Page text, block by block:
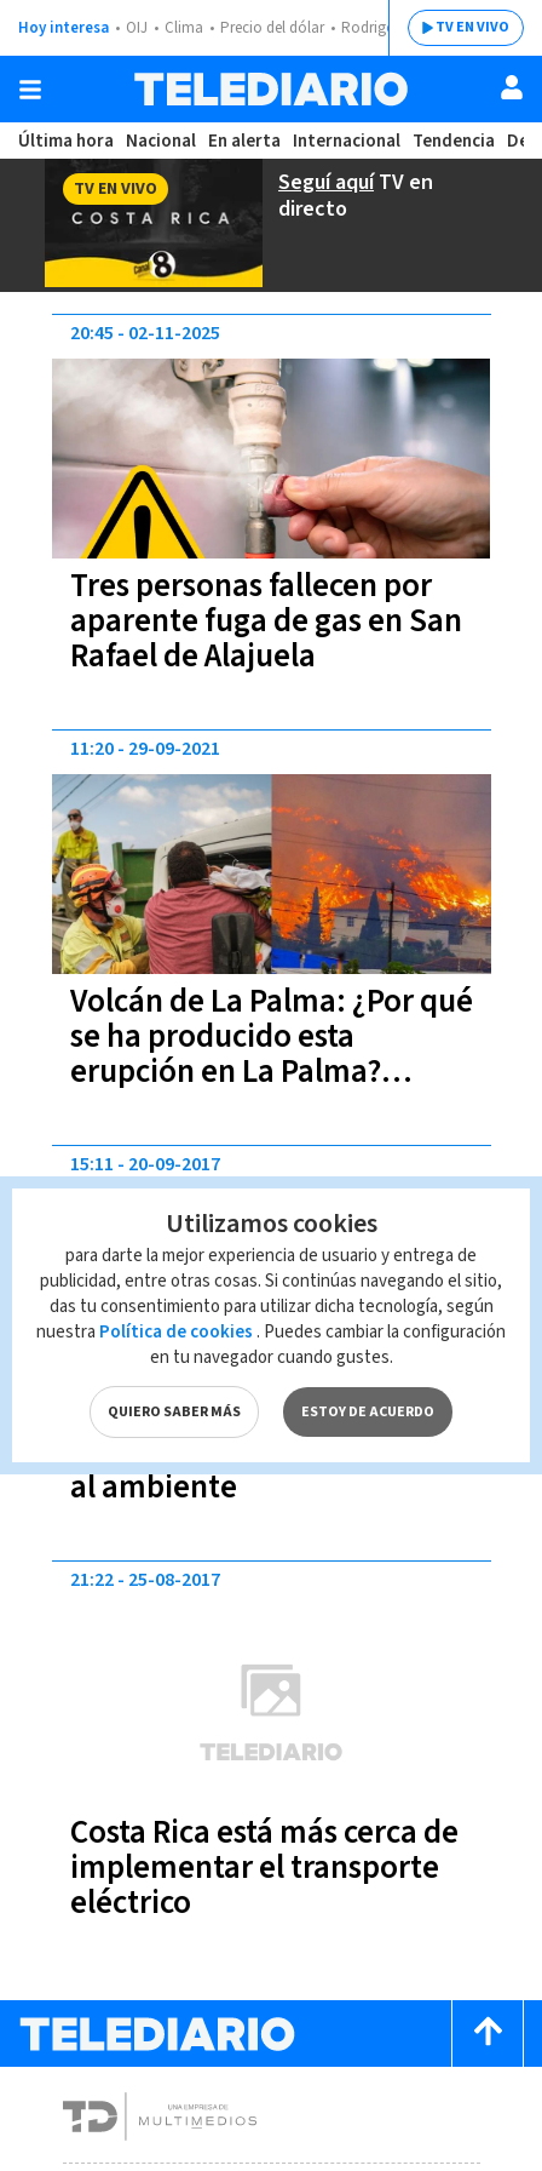
Hoy interesa OIJ Clima Precio del dólar Rodrigo ChavesTV EN VIVO
Última hora Nacional En alerta Internacional Tendencia
Seguí aquíTV en
directo
TV EN VIVO
Tres personas fallecen por
aparente fuga de gas en San
Rafael de Alajuela
20:45 02-11-2025
Volcán de La Palma: ¿Por qué
se ha producido esta
erupción en La Palma?
11:20 29-09-2021
Únase al Día Mundial sin
Carro para darle un respiro
al ambiente
15:11 20-09-2017
Costa Rica está más cerca de
implementar el transporte
eléctrico
21:22 25-08-2017
Utilizamos cookies
para darte la mejor experiencia de usuario y entrega de
publicidad, entre otras cosas. Si continúas navegando el sitio,
das tu consentimiento para utilizar dicha tecnología, según
nuestra Política de cookies . Puedes cambiar la configuración
en tu navegador cuando gustes.
QUIERO SABER MÁS ESTOY DE ACUERDO